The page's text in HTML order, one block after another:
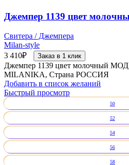
Джемпер 1139 цвет
Свитера / Джемпера
Milan-style
3 410₽ Заказ в 1 клик
Джемпер 1139 цвет молочный
MILANIKA, Страна РОССИЯ
Добавить в список желаний
Быстрый просмотр
50
52
54
56
58